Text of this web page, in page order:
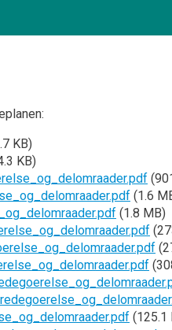
KB)
KB)
(1.6
(1.8 MB)
(125.1